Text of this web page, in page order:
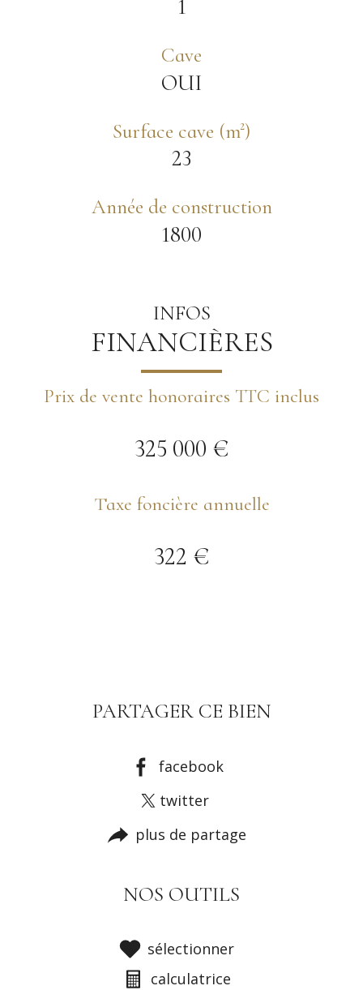
1
Cave
OUI
Surface cave (m²)
23
Année de construction
1800
INFOS
FINANCIÈRES
Prix de vente honoraires TTC inclus
325 000 €
Taxe foncière annuelle
322 €
PARTAGER CE BIEN
facebook
twitter
plus de partage
NOS OUTILS
sélectionner
calculatrice